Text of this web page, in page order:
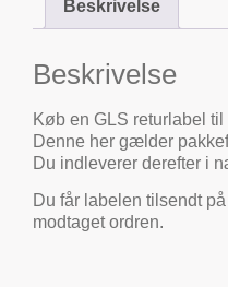
Beskrivelse
Beskrivelse
Køb en GLS returlabel
Denne her gælder
Du indleverer derefter i
Du får labelen tilsendt
modtaget ordren.